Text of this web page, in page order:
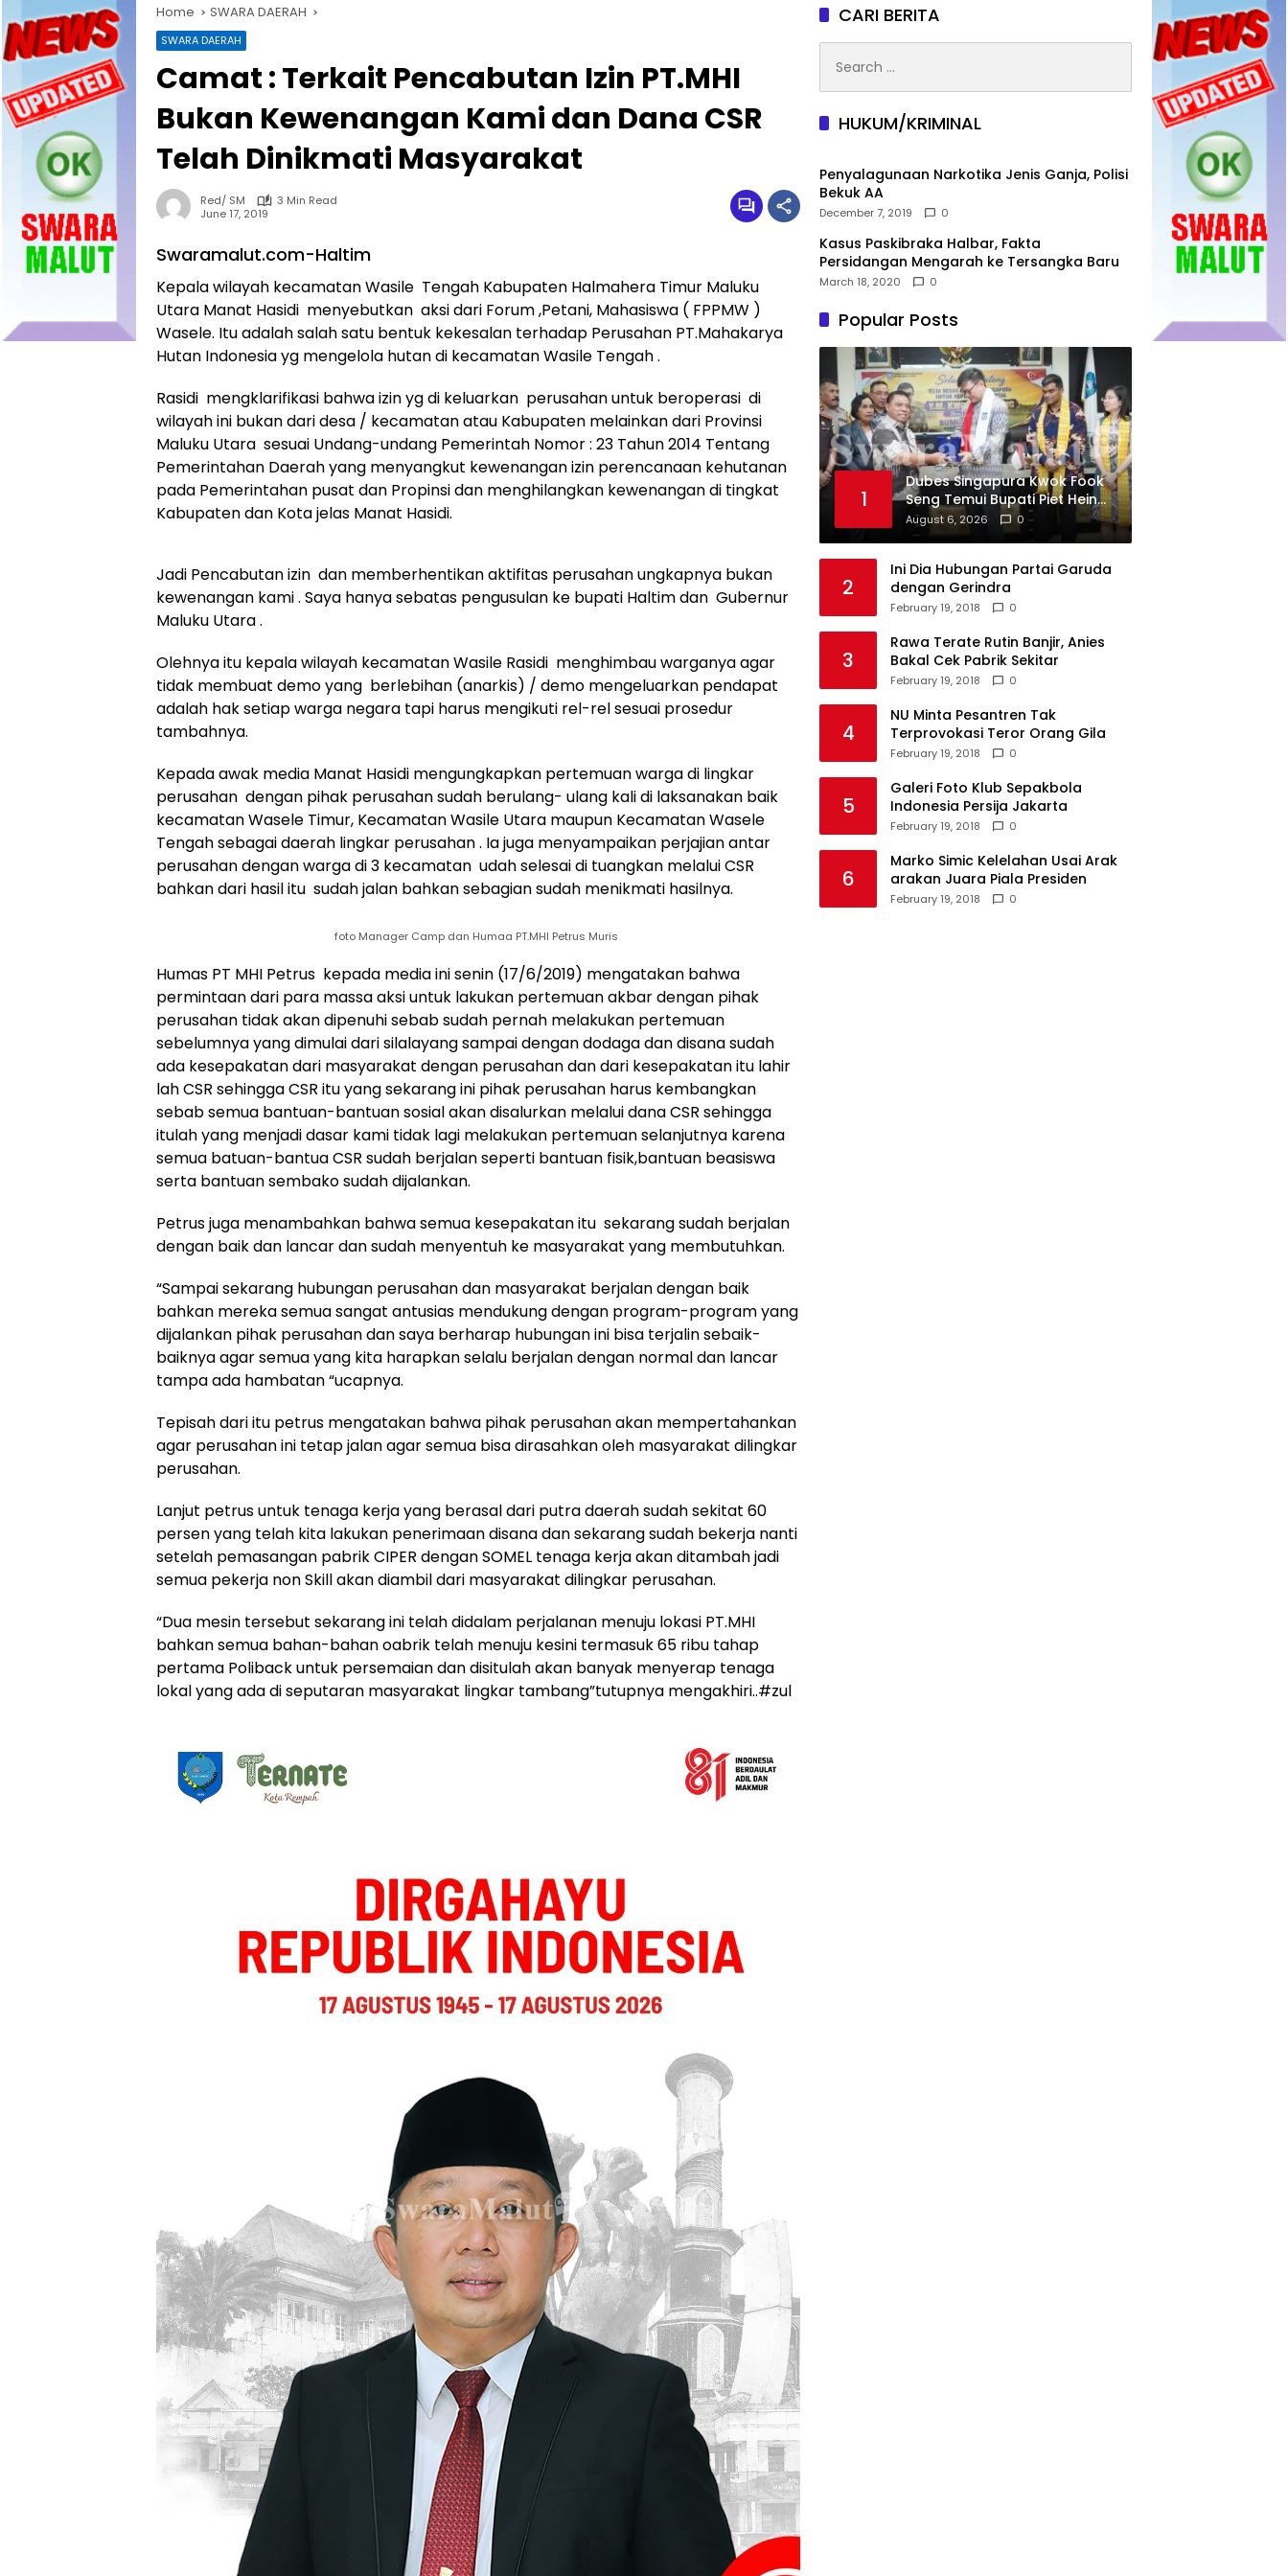
Home SWARA DAERAH
SWARA DAERAH
Camat : Terkait Pencabutan Izin PT.MHI
Bukan Kewenangan Kami dan Dana CSR
Telah Dinikmati Masyarakat
Red/ SM
3 Min Read
June 17, 2019
Swaramalut.com-Haltim
Kepala wilayah kecamatan Wasile Tengah Kabupaten Halmahera Timur Maluku
Utara Manat Hasidi menyebutkan aksi dari Forum ,Petani, Mahasiswa ( FPPMW )
Wasele. Itu adalah salah satu bentuk kekesalan terhadap Perusahan PT.Mahakarya
Hutan Indonesia yg mengelola hutan di kecamatan Wasile Tengah .
Rasidi mengklarifikasi bahwa izin yg di keluarkan perusahan untuk beroperasi di
wilayah ini bukan dari desa / kecamatan atau Kabupaten melainkan dari Provinsi
Maluku Utara sesuai Undang-undang Pemerintah Nomor : 23 Tahun 2014 Tentang
Pemerintahan Daerah yang menyangkut kewenangan izin perencanaan kehutanan
pada Pemerintahan pusat dan Propinsi dan menghilangkan kewenangan di tingkat
Kabupaten dan Kota jelas Manat Hasidi.
Jadi Pencabutan izin dan memberhentikan aktifitas perusahan ungkapnya bukan
kewenangan kami . Saya hanya sebatas pengusulan ke bupati Haltim dan Gubernur
Maluku Utara .
Olehnya itu kepala wilayah kecamatan Wasile Rasidi menghimbau warganya agar
tidak membuat demo yang berlebihan (anarkis) / demo mengeluarkan pendapat
adalah hak setiap warga negara tapi harus mengikuti rel-rel sesuai prosedur
tambahnya.
Kepada awak media Manat Hasidi mengungkapkan pertemuan warga di lingkar
perusahan dengan pihak perusahan sudah berulang- ulang kali di laksanakan baik
kecamatan Wasele Timur, Kecamatan Wasile Utara maupun Kecamatan Wasele
Tengah sebagai daerah lingkar perusahan . Ia juga menyampaikan perjajian antar
perusahan dengan warga di 3 kecamatan udah selesai di tuangkan melalui CSR
bahkan dari hasil itu sudah jalan bahkan sebagian sudah menikmati hasilnya.
foto Manager Camp dan Humaa PT.MHI Petrus Muris
Humas PT MHI Petrus kepada media ini senin (17/6/2019) mengatakan bahwa
permintaan dari para massa aksi untuk lakukan pertemuan akbar dengan pihak
perusahan tidak akan dipenuhi sebab sudah pernah melakukan pertemuan
sebelumnya yang dimulai dari silalayang sampai dengan dodaga dan disana sudah
ada kesepakatan dari masyarakat dengan perusahan dan dari kesepakatan itu lahir
lah CSR sehingga CSR itu yang sekarang ini pihak perusahan harus kembangkan
sebab semua bantuan-bantuan sosial akan disalurkan melalui dana CSR sehingga
itulah yang menjadi dasar kami tidak lagi melakukan pertemuan selanjutnya karena
semua batuan-bantua CSR sudah berjalan seperti bantuan fisik,bantuan beasiswa
serta bantuan sembako sudah dijalankan.
Petrus juga menambahkan bahwa semua kesepakatan itu sekarang sudah berjalan
dengan baik dan lancar dan sudah menyentuh ke masyarakat yang membutuhkan.
“Sampai sekarang hubungan perusahan dan masyarakat berjalan dengan baik
bahkan mereka semua sangat antusias mendukung dengan program-program yang
dijalankan pihak perusahan dan saya berharap hubungan ini bisa terjalin sebaik-
baiknya agar semua yang kita harapkan selalu berjalan dengan normal dan lancar
tampa ada hambatan “ucapnya.
Tepisah dari itu petrus mengatakan bahwa pihak perusahan akan mempertahankan
agar perusahan ini tetap jalan agar semua bisa dirasahkan oleh masyarakat dilingkar
perusahan.
Lanjut petrus untuk tenaga kerja yang berasal dari putra daerah sudah sekitat 60
persen yang telah kita lakukan penerimaan disana dan sekarang sudah bekerja nanti
setelah pemasangan pabrik CIPER dengan SOMEL tenaga kerja akan ditambah jadi
semua pekerja non Skill akan diambil dari masyarakat dilingkar perusahan.
“Dua mesin tersebut sekarang ini telah didalam perjalanan menuju lokasi PT.MHI
bahkan semua bahan-bahan oabrik telah menuju kesini termasuk 65 ribu tahap
pertama Poliback untuk persemaian dan disitulah akan banyak menyerap tenaga
lokal yang ada di seputaran masyarakat lingkar tambang”tutupnya mengakhiri..#zul
CARI BERITA
for:
HUKUM/KRIMINAL
Penyalagunaan Narkotika Jenis Ganja, Polisi
Bekuk AA
December 7, 2019 0
Kasus Paskibraka Halbar, Fakta
Persidangan Mengarah ke Tersangka Baru
March 18, 2020 0
Popular Posts
1
Dubes Singapura Kwok Fook
Seng Temui Bupati Piet Hein
Babua
August 6, 2026 0
2
Ini Dia Hubungan Partai Garuda
dengan Gerindra
February 19, 2018 0
3
Rawa Terate Rutin Banjir, Anies
Bakal Cek Pabrik Sekitar
February 19, 2018 0
4
NU Minta Pesantren Tak
Terprovokasi Teror Orang Gila
February 19, 2018 0
5
Galeri Foto Klub Sepakbola
Indonesia Persija Jakarta
February 19, 2018 0
6
Marko Simic Kelelahan Usai Arak
arakan Juara Piala Presiden
February 19, 2018 0